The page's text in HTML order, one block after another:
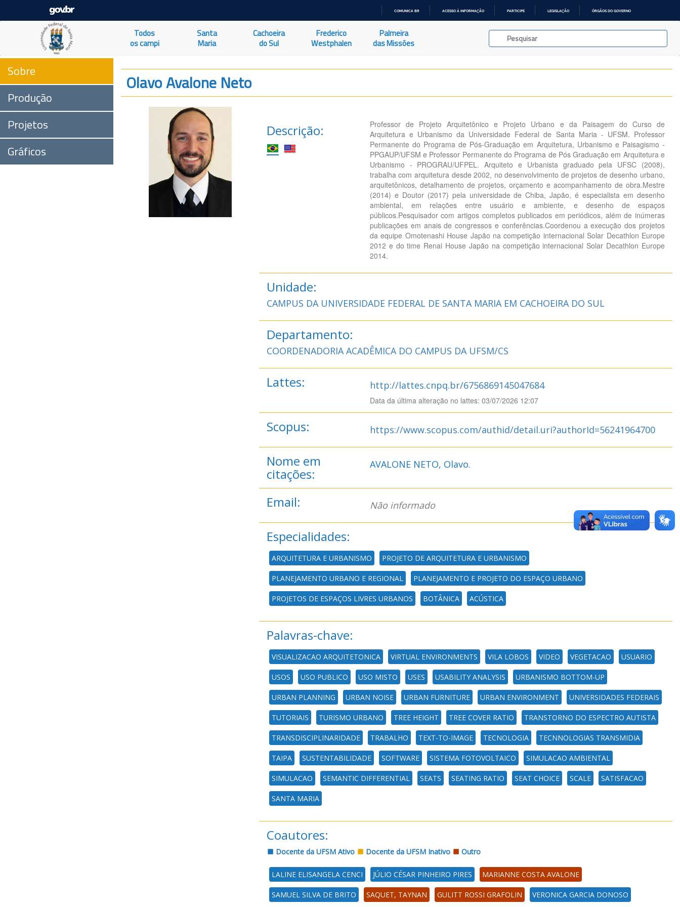
O
COMUNICA BR ACESSO À INFORMAÇÃO PARTICIPE LEGISLAÇÃO ÓRGÃOS DO GOVERNO
Todos
os campi
Santa
Maria
Cachoeira
do Sul
Frederico
Westphalen
Palmeira
das Missões
Sobre
Produção
Projetos
Gráficos
Olavo Avalone Neto
Descrição:
Professor de Projeto Arquitetônico e Projeto Urbano e da Paisagem do Curso de
Arquitetura e Urbanismo da Universidade Federal de Santa Maria - UFSM. Professor
Permanente do Programa de Pós-Graduação em Arquitetura, Urbanismo e Paisagismo -
PPGAUP/UFSM e Professor Permanente do Programa de Pós Graduação em Arquitetura e
Urbanismo - PROGRAU/UFPEL. Arquiteto e Urbanista graduado pela UFSC (2008),
trabalha com arquitetura desde 2002, no desenvolvimento de projetos de desenho urbano,
arquitetônicos, detalhamento de projetos, orçamento e acompanhamento de obra.Mestre
(2014) e Doutor (2017) pela universidade de Chiba, Japão, é especialista em desenho
ambiental, em relações entre usuário e ambiente, e desenho de espaços
públicos.Pesquisador com artigos completos publicados em periódicos, além de inúmeras
publicações em anais de congressos e conferências.Coordenou a execução dos projetos
da equipe Omotenashi House Japão na competição internacional Solar Decathlon Europe
2012 e do time Renai House Japão na competição internacional Solar Decathlon Europe
2014.
Unidade:
CAMPUS DA UNIVERSIDADE FEDERAL DE SANTA MARIA EM CACHOEIRA DO SUL
Departamento:
COORDENADORIA ACADÊMICA DO CAMPUS DA UFSM/CS
Lattes: http://lattes.cnpq.br/6756869145047684
Data da última alteração no lattes: 03/07/2026 12:07
Scopus: https://www.scopus.com/authid/detail.uri?authorId=56241964700
Nome em
citações:
AVALONE NETO, Olavo.
Email: Não informado
Especialidades:
ARQUITETURA E URBANISMO PROJETO DE ARQUITETURA E URBANISMO
PLANEJAMENTO URBANO E REGIONAL PLANEJAMENTO E PROJETO DO ESPAÇO URBANO
PROJETOS DE ESPAÇOS LIVRES URBANOS BOTÂNICA ACÚSTICA
Palavras-chave:
VISUALIZACAO ARQUITETONICA VIRTUAL ENVIRONMENTS VILA LOBOS VIDEO VEGETACAO USUARIO
USOS USO PUBLICO USO MISTO USES USABILITY ANALYSIS URBANISMO BOTTOM-UP
URBAN PLANNING URBAN NOISE URBAN FURNITURE URBAN ENVIRONMENT UNIVERSIDADES FEDERAIS
TUTORIAIS TURISMO URBANO TREE HEIGHT TREE COVER RATIO TRANSTORNO DO ESPECTRO AUTISTA
TRANSDISCIPLINARIDADE TRABALHO TEXT-TO-IMAGE TECNOLOGIA TECNNOLOGIAS TRANSMIDIA
TAIPA SUSTENTABILIDADE SOFTWARE SISTEMA FOTOVOLTAICO SIMULACAO AMBIENTAL
SIMULACAO SEMANTIC DIFFERENTIAL SEATS SEATING RATIO SEAT CHOICE SCALE SATISFACAO
SANTA MARIA
Coautores:
Docente da UFSM Ativo Docente da UFSM Inativo Outro
LALINE ELISANGELA CENCI JÚLIO CÉSAR PINHEIRO PIRES MARIANNE COSTA AVALONE
SAMUEL SILVA DE BRITO SAQUET, TAYNAN GULITT ROSSI GRAFOLIN VERONICA GARCIA DONOSO